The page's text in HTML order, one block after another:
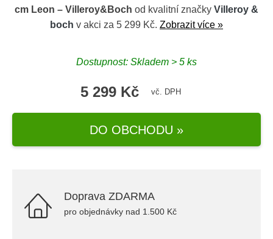
cm Leon – Villeroy&Boch od kvalitní značky Villeroy &
boch v akci za 5 299 Kč. Zobrazit více »
Dostupnost: Skladem > 5 ks
5 299 Kč vč. DPH
DO OBCHODU »
Doprava ZDARMA
pro objednávky nad 1.500 Kč